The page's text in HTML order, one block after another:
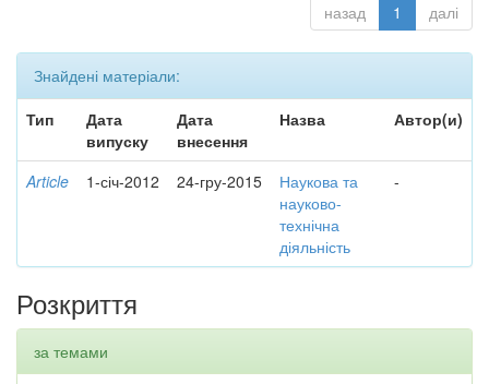
назад 1 далі
Знайдені матеріали:
Тип
Дата
випуску
Дата
внесення
Назва Автор(и)
Article 1-січ-2012 24-гру-2015
Наукова та
науково-
технічна
діяльність
-
Розкриття
за темами